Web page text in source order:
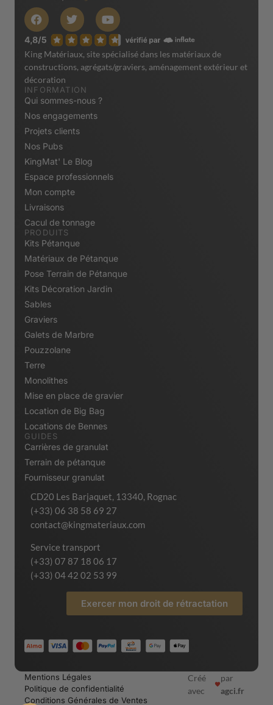
King Matériaux, site spécialisé dans les matériaux de
constructions, agrégats/graviers, aménagement extérieur et
décoration
INFORMATION
Qui sommes-nous ?
Nos engagements
Projets clients
Nos Pubs
KingMat' Le Blog
Espace professionnels
Mon compte
Livraisons
Cacul de tonnage
PRODUITS
Kits Pétanque
Matériaux de Pétanque
Pose Terrain de Pétanque
Kits Décoration Jardin
Sables
Graviers
Galets de Marbre
Pouzzolane
Terre
Monolithes
Mise en place de gravier
Location de Big Bag
Locations de Bennes
GUIDES
Carrières de granulat
Terrain de pétanque
Fournisseur granulat
CD20 Les Barjaquet, 13340, Rognac
(+33) 06 38 58 69 27
contact@kingmateriaux.com
Service transport
(+33) 07 87 18 06 17
(+33) 04 42 02 53 99
Exercer mon droit de rétractation
Mentions Légales
Politique de confidentialité
Conditions Générales de Ventes
Créé
avec
par
agci.fr